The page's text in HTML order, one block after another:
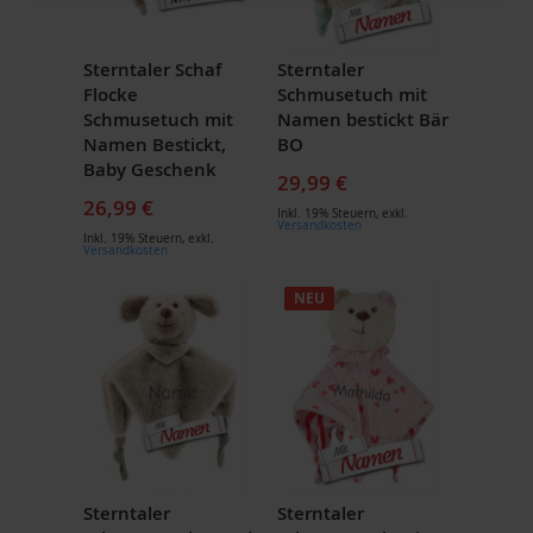
Sterntaler Schaf
Flocke
Schmusetuch mit
Namen Bestickt,
Baby Geschenk
26,99 €
Inkl. 19% Steuern, exkl.
Versandkosten
Sterntaler
Schmusetuch mit
Namen bestickt Bär
BO
29,99 €
Inkl. 19% Steuern, exkl.
Versandkosten
Sterntaler
NEU
Sterntaler